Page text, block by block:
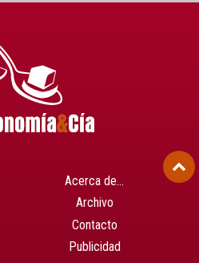
Acerca de…
Archivo
Contacto
Publicidad